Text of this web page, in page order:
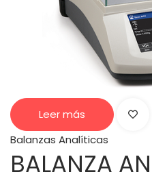
Leer más
Balanzas Analíticas
BALANZA